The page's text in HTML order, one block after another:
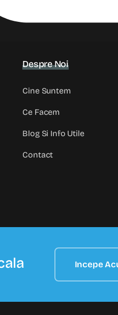
Despre Noi
Cine Suntem
Ce Facem
Blog Si Info Utile
Contact
Incepe